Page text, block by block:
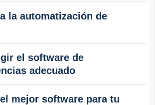
la automatización de
el software de
adecuado
mejor software para tu